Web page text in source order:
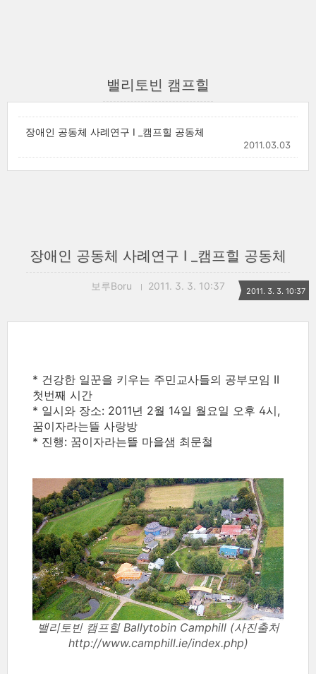
밸리토빈 캠프힐
장애인 공동체 사례연구 I _캠프힐 공동체
2011.03.03
장애인 공동체 사례연구 I _캠프힐 공동체
보루Boru 2011. 3. 3. 10:37 2011. 3. 3. 10:37
* 건강한 일꾼을 키우는 주민교사들의 공부모임 II
첫번째 시간
* 일시와 장소: 2011년 2월 14일 월요일 오후 4시,
꿈이자라는뜰 사랑방
* 진행: 꿈이자라는뜰 마을샘 최문철
밸리토빈 캠프힐 Ballytobin Camphill (사진출처
http://www.camphill.ie/index.php)